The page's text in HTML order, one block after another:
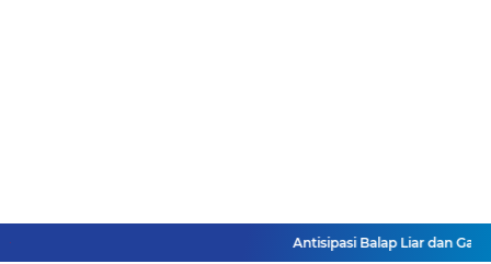
Antisipasi Balap Liar dan